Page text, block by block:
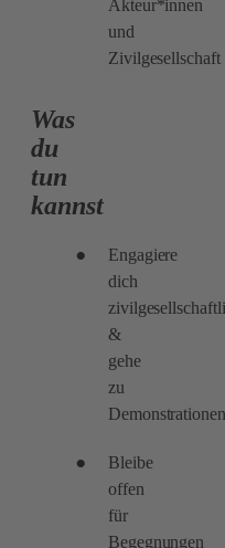
Akteur*innen
und
Zivilgesellschaft
Was
du
tun
kannst
Engagiere
dich
&
gehe
zu
Demonstrationen
Bleibe
offen
für
Begegnungen